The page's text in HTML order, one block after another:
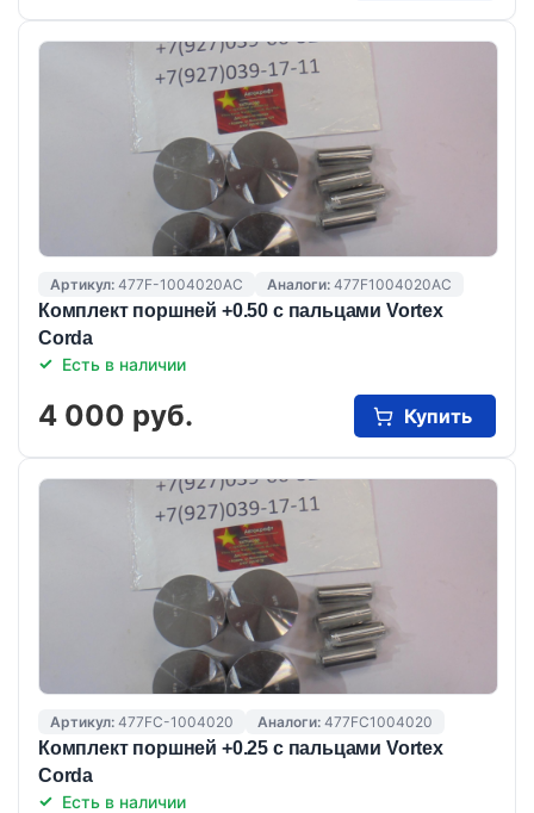
Артикул: 477F-1004020AC Аналоги: 477F1004020AC
Комплект поршней +0.50 с пальцами Vortex
Corda
Есть в наличии
4 000 руб. Купить
Артикул: 477FC-1004020 Аналоги: 477FC1004020
Комплект поршней +0.25 с пальцами Vortex
Corda
Есть в наличии